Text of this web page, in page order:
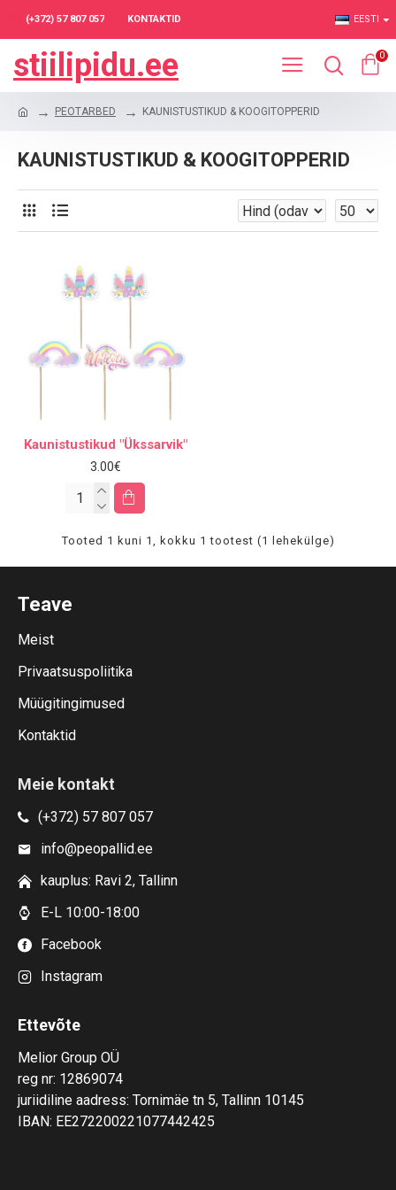
(+372) 57 807 057 KONTAKTID EESTI
stiilipidu.ee 0
PEOTARBED KAUNISTUSTIKUD & KOOGITOPPERID
KAUNISTUSTIKUD & KOOGITOPPERID
Kaunistustikud "Ükssarvik"
3.00€
Tooted 1 kuni 1, kokku 1 tootest (1 lehekülge)
Teave
Meist
Privaatsuspoliitika
Müügitingimused
Kontaktid
Meie kontakt
(+372) 57 807 057
info@peopallid.ee
kauplus: Ravi 2, Tallinn
E-L 10:00-18:00
Facebook
Instagram
Ettevõte
Melior Group OÜ
reg nr: 12869074
juriidiline aadress: Tornimäe tn 5, Tallinn 10145
IBAN: EE272200221077442425